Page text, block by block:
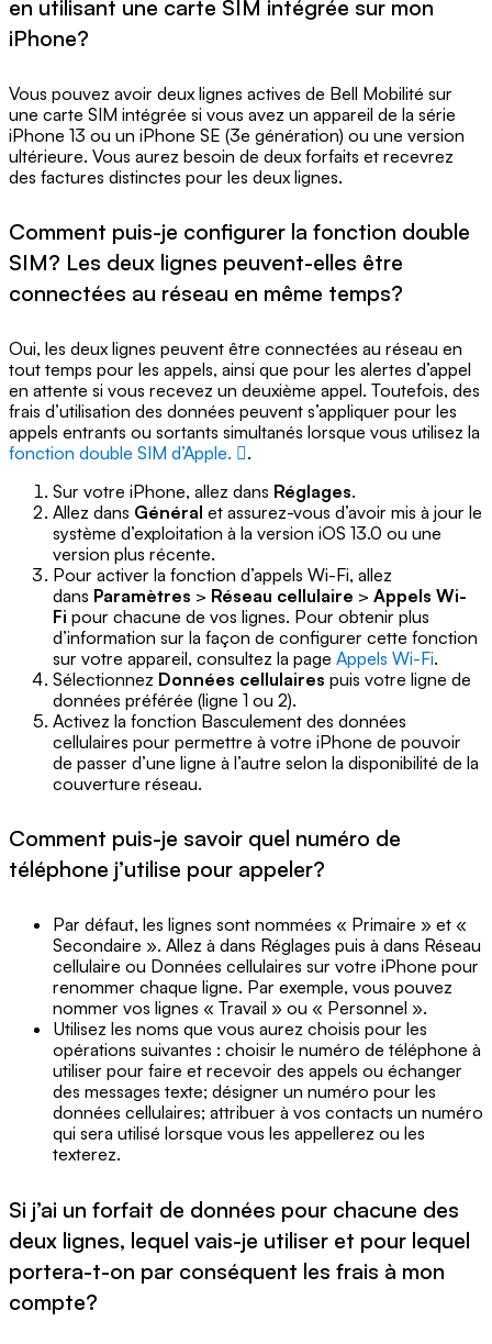
en utilisant une carte SIM intégrée sur mon
iPhone?
Vous pouvez avoir deux lignes actives de Bell Mobilité sur
une carte SIM intégrée si vous avez un appareil de la série
iPhone 13 ou un iPhone SE (3e génération) ou une version
ultérieure. Vous aurez besoin de deux forfaits et recevrez
des factures distinctes pour les deux lignes.
Comment puis-je configurer la fonction double
SIM? Les deux lignes peuvent-elles être
connectées au réseau en même temps?
Oui, les deux lignes peuvent être connectées au réseau en
tout temps pour les appels, ainsi que pour les alertes d’appel
en attente si vous recevez un deuxième appel. Toutefois, des
frais d’utilisation des données peuvent s’appliquer pour les
appels entrants ou sortants simultanés lorsque vous utilisez la
fonction double SIM d’Apple.
.
Sur votre iPhone, allez dans Réglages.
Allez dans Général et assurez-vous d’avoir mis à jour le
système d’exploitation à la version iOS 13.0 ou une
version plus récente.
Pour activer la fonction d’appels Wi-Fi, allez
dans Paramètres > Réseau cellulaire > Appels Wi-
Fi pour chacune de vos lignes. Pour obtenir plus
d’information sur la façon de configurer cette fonction
sur votre appareil, consultez la page Appels Wi-Fi.
Sélectionnez Données cellulaires puis votre ligne de
données préférée (ligne 1 ou 2).
Activez la fonction Basculement des données
cellulaires pour permettre à votre iPhone de pouvoir
de passer d’une ligne à l’autre selon la disponibilité de la
couverture réseau.
Comment puis-je savoir quel numéro de
téléphone j’utilise pour appeler?
Par défaut, les lignes sont nommées « Primaire » et «
Secondaire ». Allez à dans Réglages puis à dans Réseau
cellulaire ou Données cellulaires sur votre iPhone pour
renommer chaque ligne. Par exemple, vous pouvez
nommer vos lignes « Travail » ou « Personnel ».
Utilisez les noms que vous aurez choisis pour les
opérations suivantes : choisir le numéro de téléphone à
utiliser pour faire et recevoir des appels ou échanger
des messages texte; désigner un numéro pour les
données cellulaires; attribuer à vos contacts un numéro
qui sera utilisé lorsque vous les appellerez ou les
texterez.
Si j’ai un forfait de données pour chacune des
deux lignes, lequel vais-je utiliser et pour lequel
portera-t-on par conséquent les frais à mon
compte?